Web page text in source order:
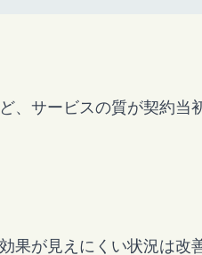
、サービスの質が契約当
果が見えにくい状況は改